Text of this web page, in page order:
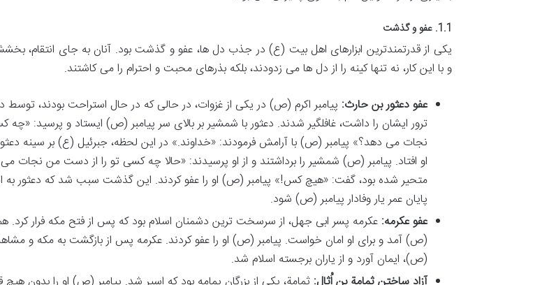
1.1. عفو و گذشت
یکی از قدرتمندترین ابزارهای اهل بیت (ع) در جذب دل ها، عفو و گذشت بود. آنان به جای انتقام،
و با این کار، نه تنها کینه را از دل ها می زدودند، بلکه بذرهای محبت و احترام را می کاشتند.
عفو دعثور بن حارث: پیامبر اکرم (ص) در یکی از غزوات، در حالی که در حال استراحت بودند،
ترور ایشان را داشت، غافلگیر شدند. دعثور با شمشیر بر بالای سر پیامبر (ص) ایستاد و پرسید:
نجات می دهد؟» پیامبر (ص) با آرامش فرمودند: «خداوند.» در این لحظه، جبرئیل (ع) بر سینه
او افتاد. پیامبر (ص) شمشیر را برداشتند و از او پرسیدند: «حالا چه کسی تو را از دست من نجات
متحیر شده بود، گفت: «هیچ کس!» پیامبر (ص) او را عفو کردند. این گذشت سبب شد که دعثور به
پایان عمر یار وفادار پیامبر (ص) شود.
عفو عکرمه: عکرمه پسر ابی جهل، از سرسخت ترین دشمنان اسلام بود که پس از فتح مکه فرار کرد.
(ص) آمد و برای او امان خواست. پیامبر (ص) او را عفو کردند. عکرمه پس از بازگشت به مکه و
(ص)، ایمان آورد و از یاران برجسته اسلام شد.